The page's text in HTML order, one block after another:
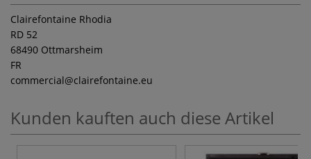
Clairefontaine Rhodia
RD 52
68490 Ottmarsheim
FR
commercial@clairefontaine.eu
Kunden kauften auch diese Artikel